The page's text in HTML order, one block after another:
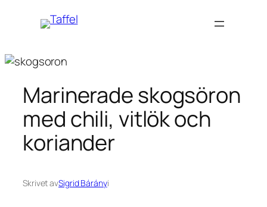
Marinerade skogsöron
med chili, vitlök och
koriander
Skrivet avSigrid Bárányi